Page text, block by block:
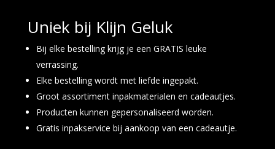
Uniek bij Klijn Geluk
Bij elke bestelling krijg je een GRATIS leuke
verrassing.
Elke bestelling wordt met liefde ingepakt.
Groot assortiment inpakmaterialen en cadeautjes.
Producten kunnen gepersonaliseerd worden.
Gratis inpakservice bij aankoop van een cadeautje.